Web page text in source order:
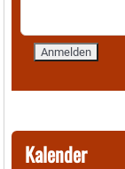
Kalender